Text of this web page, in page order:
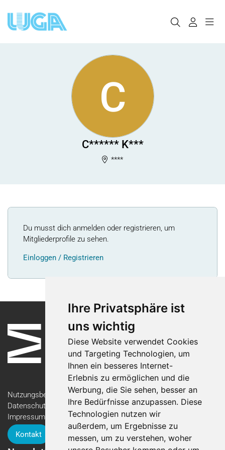
Ihre Privatsphäre ist
uns wichtig
Diese Website verwendet Cookies
und Targeting Technologien, um
Ihnen ein besseres Internet-
Erlebnis zu ermöglichen und die
Werbung, die Sie sehen, besser an
Ihre Bedürfnisse anzupassen. Diese
Technologien nutzen wir
außerdem, um Ergebnisse zu
messen, um zu verstehen, woher
C
C****** K***
****
Du musst dich anmelden oder registrieren, um
Mitgliederprofile zu sehen.
Einloggen / Registrieren
Nutzungsbedingungen
Datenschutzerklärung
Impressum
Kontakt